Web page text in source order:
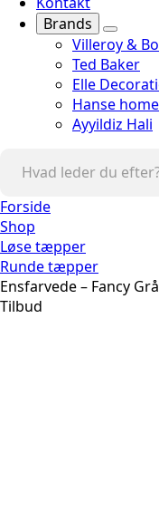
Brands
Villeroy &
Ted Baker
Elle
Hanse home
Ayyildiz Hali
Forside
Shop
Løse tæpper
Runde tæpper
Ensfarvede – Fancy
Tilbud